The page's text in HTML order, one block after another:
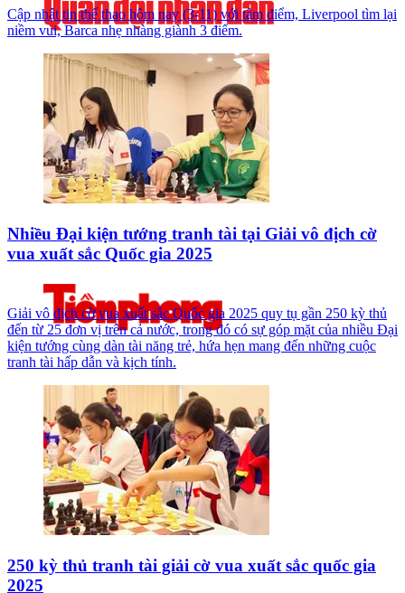
Cập nhật tin thể thao hôm nay (3-11) với tâm điểm, Liverpool tìm lại
niềm vui, Barca nhẹ nhàng giành 3 điểm.
Nhiều Đại kiện tướng tranh tài tại Giải vô địch cờ
vua xuất sắc Quốc gia 2025
Giải vô địch cờ vua xuất sắc Quốc gia 2025 quy tụ gần 250 kỳ thủ
đến từ 25 đơn vị trên cả nước, trong đó có sự góp mặt của nhiều Đại
kiện tướng cùng dàn tài năng trẻ, hứa hẹn mang đến những cuộc
tranh tài hấp dẫn và kịch tính.
250 kỳ thủ tranh tài giải cờ vua xuất sắc quốc gia
2025